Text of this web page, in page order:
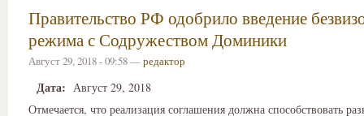
Правительство РФ одобрило введение
режима с Содружеством Доминики
Август 29, 2018 - 09:58 —редактор
Дата: Август 29, 2018
Отмечается, что реализация соглашения должна способствовать